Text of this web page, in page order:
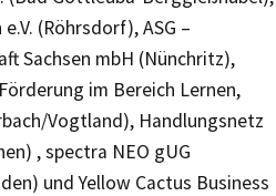
(Röhrsdorf), ASG –
Sachsen mbH (Nünchritz),
im Bereich Lernen,
Vogtland), Handlungsnetz
, spectra NEO gUG
und Yellow Cactus Business